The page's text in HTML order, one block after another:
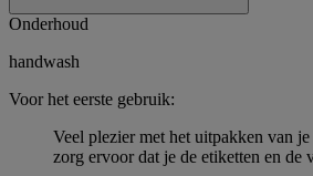
Onderhoud
handwash
Voor het eerste gebruik:
Veel plezier met het uitpakken van
zorg ervoor dat je de etiketten en